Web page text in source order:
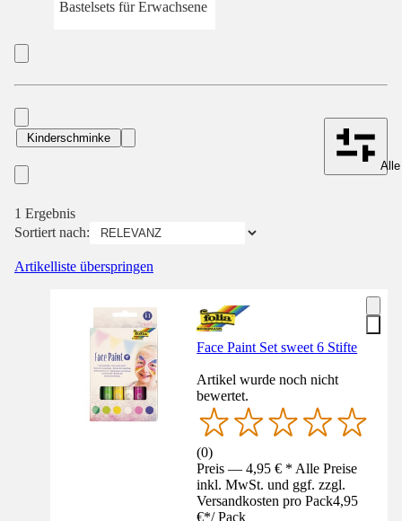
Bastelsets für Erwachsene
Kinderschminke
1 Ergebnis
Sortiert nach:
Artikelliste überspringen
Face Paint Set sweet 6 Stifte
Artikel wurde noch nicht
bewertet.
(0)
Preis — 4,95 € * Alle Preise
inkl. MwSt. und ggf. zzgl.
Versandkosten pro Pack4,95
€*/ Pack